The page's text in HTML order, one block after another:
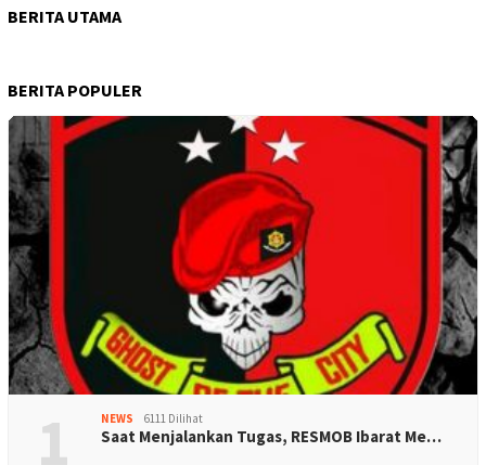
BERITA UTAMA
BERITA POPULER
1 NEWS 6111 Dilihat
Saat Menjalankan Tugas, RESMOB Ibarat Me…